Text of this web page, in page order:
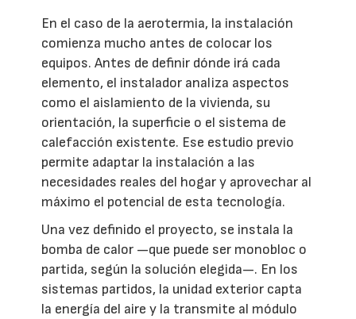
En el caso de la aerotermia, la instalación
comienza mucho antes de colocar los
equipos. Antes de definir dónde irá cada
elemento, el instalador analiza aspectos
como el aislamiento de la vivienda, su
orientación, la superficie o el sistema de
calefacción existente. Ese estudio previo
permite adaptar la instalación a las
necesidades reales del hogar y aprovechar al
máximo el potencial de esta tecnología.
Una vez definido el proyecto, se instala la
bomba de calor —que puede ser monobloc o
partida, según la solución elegida—. En los
sistemas partidos, la unidad exterior capta
la energía del aire y la transmite al módulo